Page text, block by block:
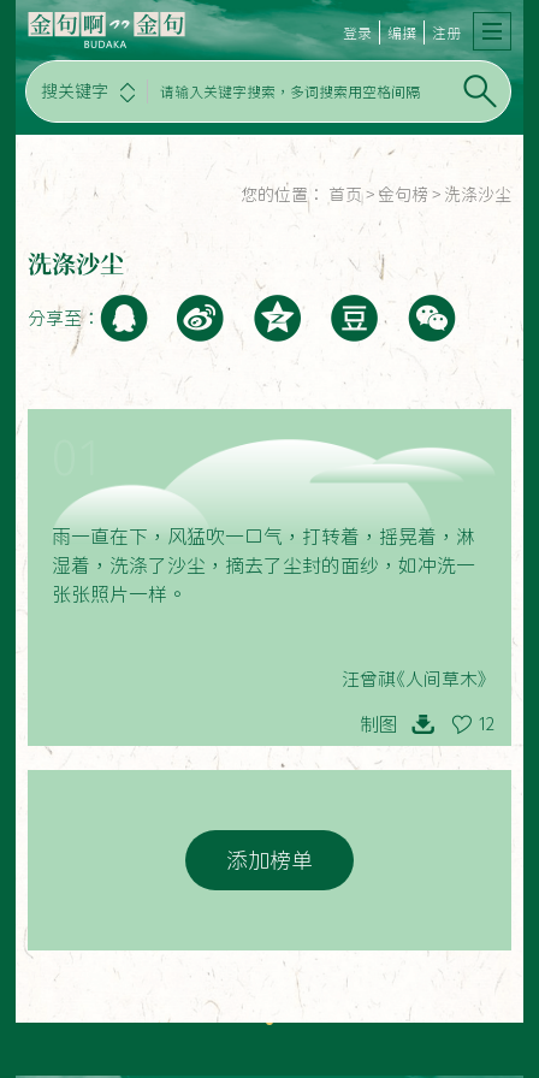
搜关键字
登录 编撰 注册
您的位置： 首页 > 金句榜 > 洗涤沙尘
洗涤沙尘
分享至：
雨一直在下，风猛吹一口气，打转着，摇晃着，淋
湿着，洗涤了沙尘，摘去了尘封的面纱，如冲洗一
张张照片一样。
汪曾祺《人间草木》
制图 12
添加榜单